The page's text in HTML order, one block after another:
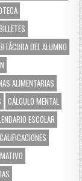
DEL ALUMNO
ALIMENTARIAS
CÁLCULO MENTAL
ESCOLAR
CALIFICACIONES